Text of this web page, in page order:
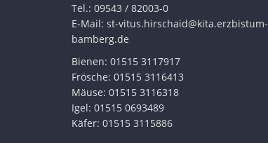
Tel.: 09543 / 82003-0
E-Mail: st-vitus.hirschaid@kita.erzbistum-
bamberg.de
Bienen: 01515 3117917
Frösche: 01515 3116413
Mäuse: 01515 3116318
Igel: 01515 0693489
Käfer: 01515 3115886